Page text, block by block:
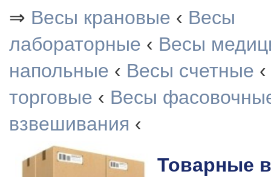
⇒ Весы крановые ‹ Весы
лабораторные ‹ Весы
напольные ‹ Весы счетные ‹
торговые ‹ Весы
взвешивания ‹
Товарные